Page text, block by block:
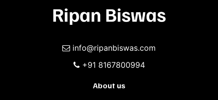
info@ripanbiswas.com
+91 8167800994
About us